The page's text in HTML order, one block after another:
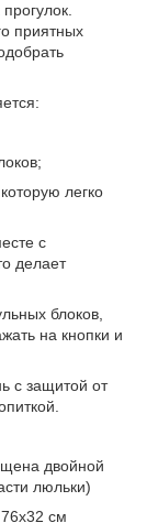
приятных
легко
с
делает
блоков,
на кнопки и
с защитой от
двойной
люльки)
см